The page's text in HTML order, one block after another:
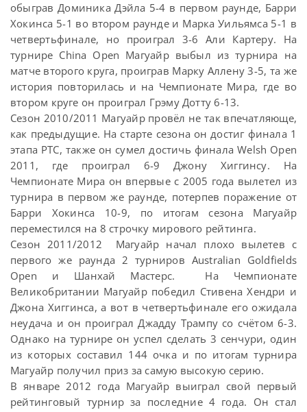
обыграв Доминика Дэйла 5-4 в первом раунде, Барри
Хокинса 5-1 во втором раунде и Марка Уильямса 5-1 в
четвертьфинале, но проиграл 3-6 Али Картеру. На
турнире China Open Магуайр выбыл из турнира на
матче второго круга, проиграв Марку Аллену 3-5, та же
история повторилась и на Чемпионате Мира, где во
втором круге он проиграл Грэму Дотту 6-13.
Сезон 2010/2011 Магуайр провёл не так впечатляюще,
как предыдущие. На старте сезона он достиг финала 1
этапа PTC, также он сумел достичь финала Welsh Open
2011, где проиграл 6-9 Джону Хиггинсу. На
Чемпионате Мира он впервые с 2005 года вылетел из
турнира в первом же раунде, потерпев поражение от
Барри Хокинса 10-9, по итогам сезона Магуайр
переместился на 8 строчку мирового рейтинга.
Сезон 2011/2012 Магуайр начал плохо вылетев с
первого же раунда 2 турниров Australian Goldfields
Open и Шанхай Мастерс. На Чемпионате
Великобритании Магуайр победил Стивена Хендри и
Джона Хиггинса, а вот в четвертьфинале его ожидала
неудача и он проиграл Джадду Трампу со счётом 6-3.
Однако на турнире он успел сделать 3 сенчури, один
из которых составил 144 очка и по итогам турнира
Магуайр получил приз за самую высокую серию.
В январе 2012 года Магуайр выиграл свой первый
рейтинговый турнир за последние 4 года. Он стал